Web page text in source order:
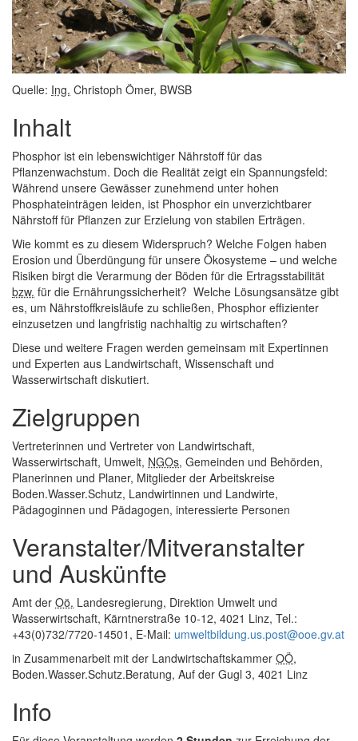
Quelle: Ing. Christoph Ömer, BWSB
Inhalt
Phosphor ist ein lebenswichtiger Nährstoff für das
Pflanzenwachstum. Doch die Realität zeigt ein Spannungsfeld:
Während unsere Gewässer zunehmend unter hohen
Phosphateinträgen leiden, ist Phosphor ein unverzichtbarer
Nährstoff für Pflanzen zur Erzielung von stabilen Erträgen.
Wie kommt es zu diesem Widerspruch? Welche Folgen haben
Erosion und Überdüngung für unsere Ökosysteme – und welche
Risiken birgt die Verarmung der Böden für die Ertragsstabilität
bzw. für die Ernährungssicherheit? Welche Lösungsansätze gibt
es, um Nährstoffkreisläufe zu schließen, Phosphor effizienter
einzusetzen und langfristig nachhaltig zu wirtschaften?
Diese und weitere Fragen werden gemeinsam mit Expertinnen
und Experten aus Landwirtschaft, Wissenschaft und
Wasserwirtschaft diskutiert.
Zielgruppen
Vertreterinnen und Vertreter von Landwirtschaft,
Wasserwirtschaft, Umwelt, NGOs, Gemeinden und Behörden,
Planerinnen und Planer, Mitglieder der Arbeitskreise
Boden.Wasser.Schutz, Landwirtinnen und Landwirte,
Pädagoginnen und Pädagogen, interessierte Personen
Veranstalter/Mitveranstalter
und Auskünfte
Amt der Oö. Landesregierung, Direktion Umwelt und
Wasserwirtschaft, Kärntnerstraße 10-12, 4021 Linz, Tel.:
+43(0)732/7720-14501, E-Mail: umweltbildung.us.post@ooe.gv.at
in Zusammenarbeit mit der Landwirtschaftskammer OÖ,
Boden.Wasser.Schutz.Beratung, Auf der Gugl 3, 4021 Linz
Info